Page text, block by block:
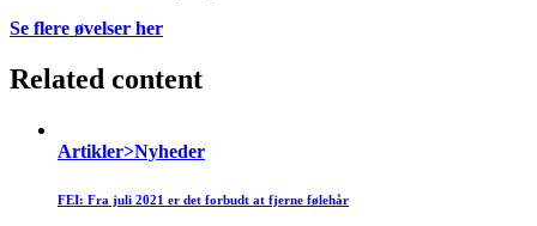
Se flere øvelser her
Related content
Artikler>Nyheder
FEI: Fra juli 2021 er det forbudt at fjerne følehår